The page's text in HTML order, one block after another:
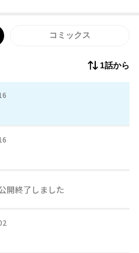
コミックス
1話から
16日
16日
開終了しました
02日